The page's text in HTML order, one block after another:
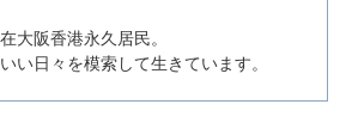
在大阪香港永久居民。
い日々を模索して生きています。